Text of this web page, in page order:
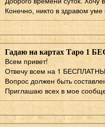
Конечно, никто в здравом
Гадаю на картах Таро 1
Всем привет!
Отвечу всем на 1
Вопрос должен быть
Приглашаю всех в мое